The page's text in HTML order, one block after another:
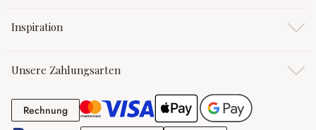
Inspiration
Unsere Zahlungsarten
RechnungRechnung